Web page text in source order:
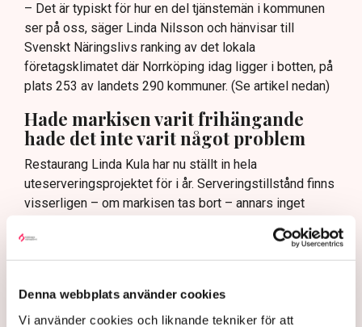
Denna webbplats använder cookies
Vi använder cookies och liknande tekniker för att
– Det är typiskt för hur en del tjänstemän i kommunen
ser på oss, säger Linda Nilsson och hänvisar till
Svenskt Näringslivs ranking av det lokala
företagsklimatet där Norrköping idag ligger i botten, på
plats 253 av landets 290 kommuner. (Se artikel nedan)
Hade markisen varit frihängande
hade det inte varit något problem
Restaurang Linda Kula har nu ställt in hela
uteserveringsprojektet för i år. Serveringstillstånd finns
visserligen – om markisen tas bort – annars inget
– Det blev ju rena utpressningssituationen, säger Linda
Egentligen är det inte själva markisen som är det stora
problemet, det är de fyra benen som när markisen är